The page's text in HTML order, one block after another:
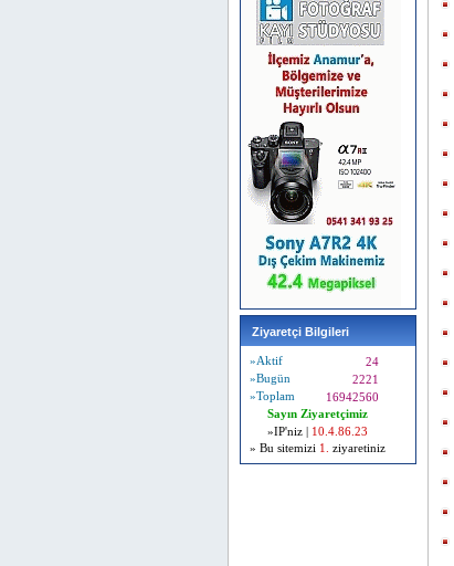
Ziyaretçi Bilgileri
»Aktif
24
»Bugün
2221
»Toplam
16942560
Sayın Ziyaretçimiz
»IP'niz |
10.4.86.23
» Bu sitemizi 1. ziyaretiniz